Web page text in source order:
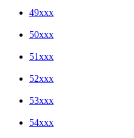
49xxx
50xxx
51xxx
52xxx
53xxx
54xxx